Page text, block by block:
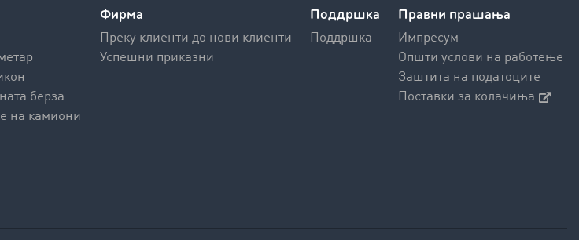
берза
на камиони
Фирма
Преку клиенти до нови клиенти
Успешни приказни
Поддршка
Поддршка
Правни прашања
Импресум
Општи услови на работење
Заштита на податоците
Поставки за колачиња